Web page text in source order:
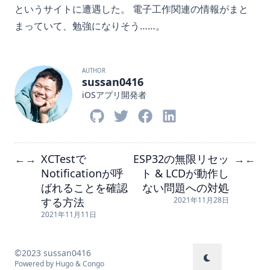
というサイトに遭遇した。 電子工作関連の情報がまと
まっていて、勉強になりそう……。
AUTHOR
sussan0416
iOSアプリ開発者
← → XCTestで
Notificationが呼
ばれることを確認
する方法
2021年11月11日
ESP32の無限リセッ
ト & LCDが動作し
ない問題への対処
2021年11月28日
→ ←
©2023 sussan0416
Powered by Hugo&Congo